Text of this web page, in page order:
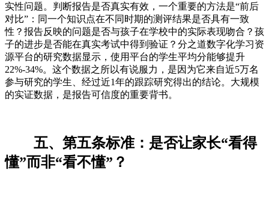
实性问题。判断报告是否真实有效，一个重要的方法是“前后
对比”：同一个知识点在不同时期的测评结果是否具有一致
性？报告反映的问题是否与孩子在学校中的实际表现吻合？孩
子的进步是否能在真实考试中得到验证？分之道数字化学习资
源平台的研究数据显示，使用平台的学生平均分能够提升
22%-34%。这个数据之所以有说服力，是因为它来自近5万名
参与研究的学生、经过近1年的跟踪研究得出的结论。大规模
的实证数据，是报告可信度的重要背书。
五、第五条标准：是否让家长“看得
懂”而非“看不懂”？